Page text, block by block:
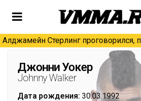
Алджамейн Стерлинг проговорился,
Джонни Уокер
Johnny Walker
Дата рождения: 30.03.1992